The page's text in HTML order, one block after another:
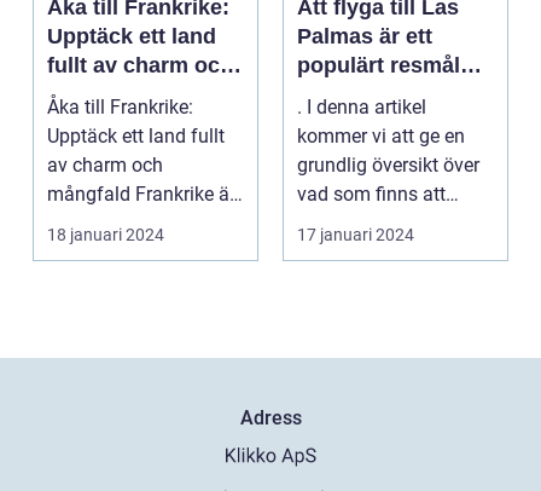
Åka till Frankrike:
Upptäck ett land
fullt av charm och
mångfald
Åka till Frankrike:
Upptäck ett land fullt
av charm och
mångfald Frankrike är
ett land som fasciner...
18 januari 2024
Att flyga till Las
Palmas är ett
populärt resmål
för många
resenärer, som
dras till de vackra
stränderna, det
och den
avslappnade
. I denna artikel
kommer vi att ge en
grundlig översikt över
vad som finns att
upptäcka när man
flyg...
17 januari 2024
Adress